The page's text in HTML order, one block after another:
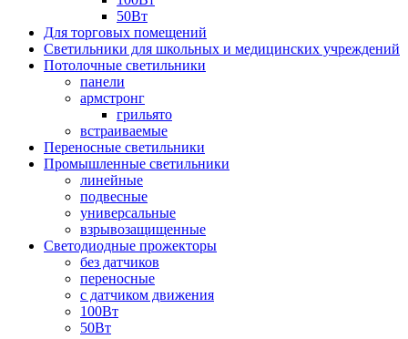
50Вт
Для торговых помещений
Светильники для школьных и медицинских учреждений
Потолочные светильники
панели
армстронг
грильято
встраиваемые
Переносные светильники
Промышленные светильники
линейные
подвесные
универсальные
взрывозащищенные
Светодиодные прожекторы
без датчиков
переносные
с датчиком движения
100Вт
50Вт